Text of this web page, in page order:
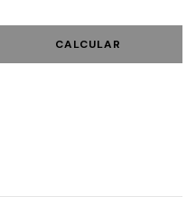
CALCULAR